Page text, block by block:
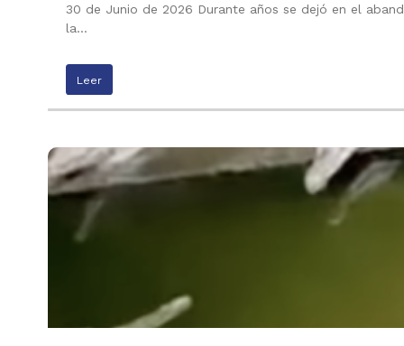
30 de Junio de 2026 Durante años se dejó en el
la…
Leer